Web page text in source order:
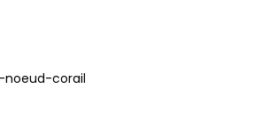
noeud-corail